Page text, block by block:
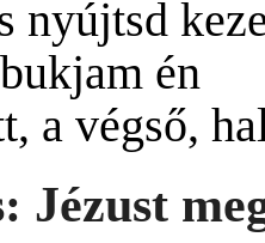
nyújtsd
én
a végső,
Jézust